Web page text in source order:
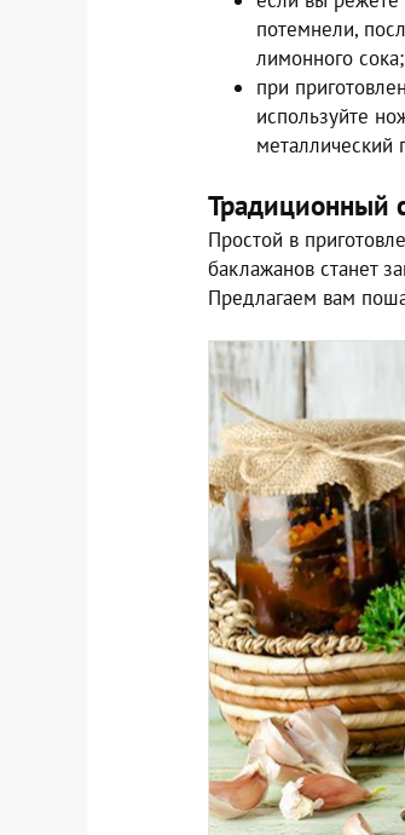
потемнели,
лимонного сока;
при
используйте
металлический
Традиционный
Простой в
баклажанов станет
Предлагаем вам